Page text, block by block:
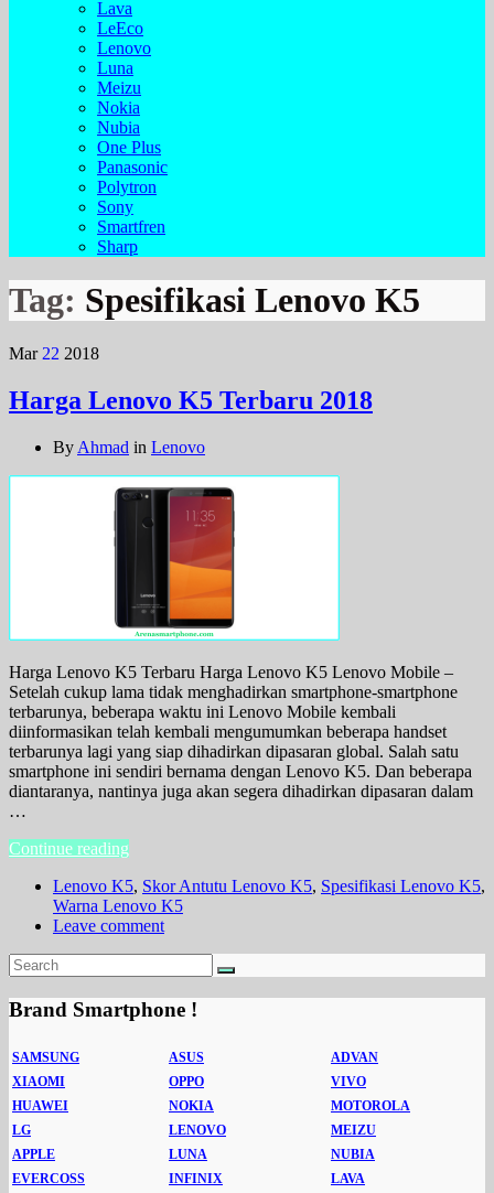
Lava
LeEco
Lenovo
Luna
Meizu
Nokia
Nubia
One Plus
Panasonic
Polytron
Sony
Smartfren
Sharp
Tag: Spesifikasi Lenovo K5
Mar 22 2018
Harga Lenovo K5 Terbaru 2018
By Ahmad in Lenovo
Harga Lenovo K5 Terbaru Harga Lenovo K5 Lenovo Mobile –
Setelah cukup lama tidak menghadirkan smartphone-smartphone
terbarunya, beberapa waktu ini Lenovo Mobile kembali
diinformasikan telah kembali mengumumkan beberapa handset
terbarunya lagi yang siap dihadirkan dipasaran global. Salah satu
smartphone ini sendiri bernama dengan Lenovo K5. Dan beberapa
diantaranya, nantinya juga akan segera dihadirkan dipasaran dalam
…
Continue reading
Lenovo K5, Skor Antutu Lenovo K5, Spesifikasi Lenovo K5,
Warna Lenovo K5
Leave comment
Brand Smartphone !
SAMSUNG ASUS
ADVAN
XIAOMI
OPPO
VIVO
HUAWEI
NOKIA
MOTOROLA
LG
LENOVO
MEIZU
APPLE
LUNA
NUBIA
EVERCOSS
INFINIX
LAVA